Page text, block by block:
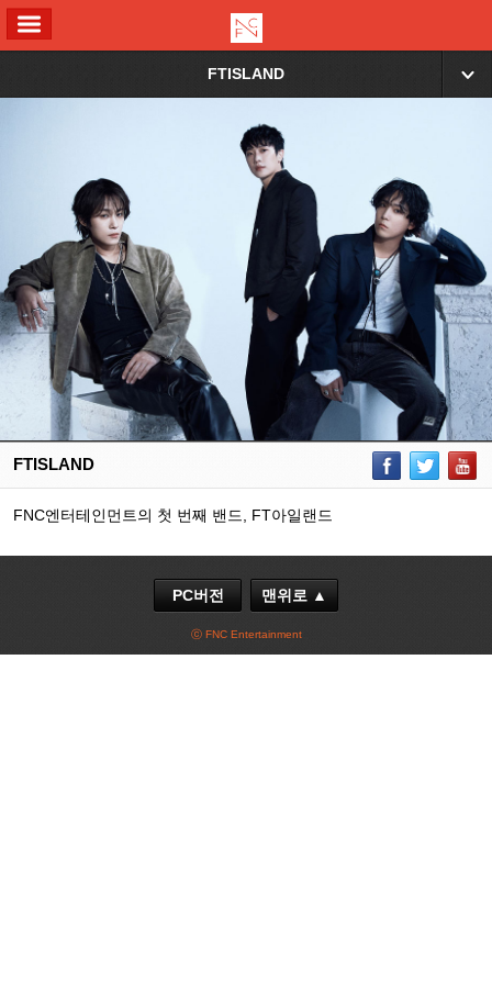
FTISLAND ▼
FTISLAND
FNC엔터테인먼트의 첫 번째 밴드, FT아일랜드
PC버전 맨위로 ▲
ⓒ FNC Entertainment